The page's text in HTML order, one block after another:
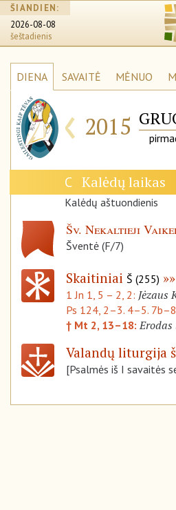
ŠIANDIEN:
2026-08-08
šeštadienis
DIENA SAVAITĖ MĖNUO
‹ 2015
C Kalėdų laikas
Kalėdų aštuondienis
Šv. Nekaltieji
Šventė (F/7)
Skaitiniai Š (255)
1 Jn 1, 5 – 2, 2: Jėzaus
Ps 124, 2–3. 4–5.
† Mt 2, 13–18: Erodas
Valandų liturgija
[Psalmės iš I savaitės